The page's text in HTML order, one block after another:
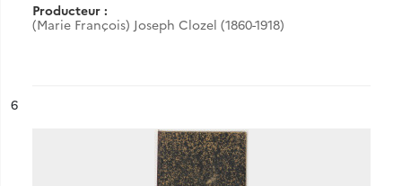
Producteur :
(Marie François) Joseph Clozel (1860-1918)
n°
6